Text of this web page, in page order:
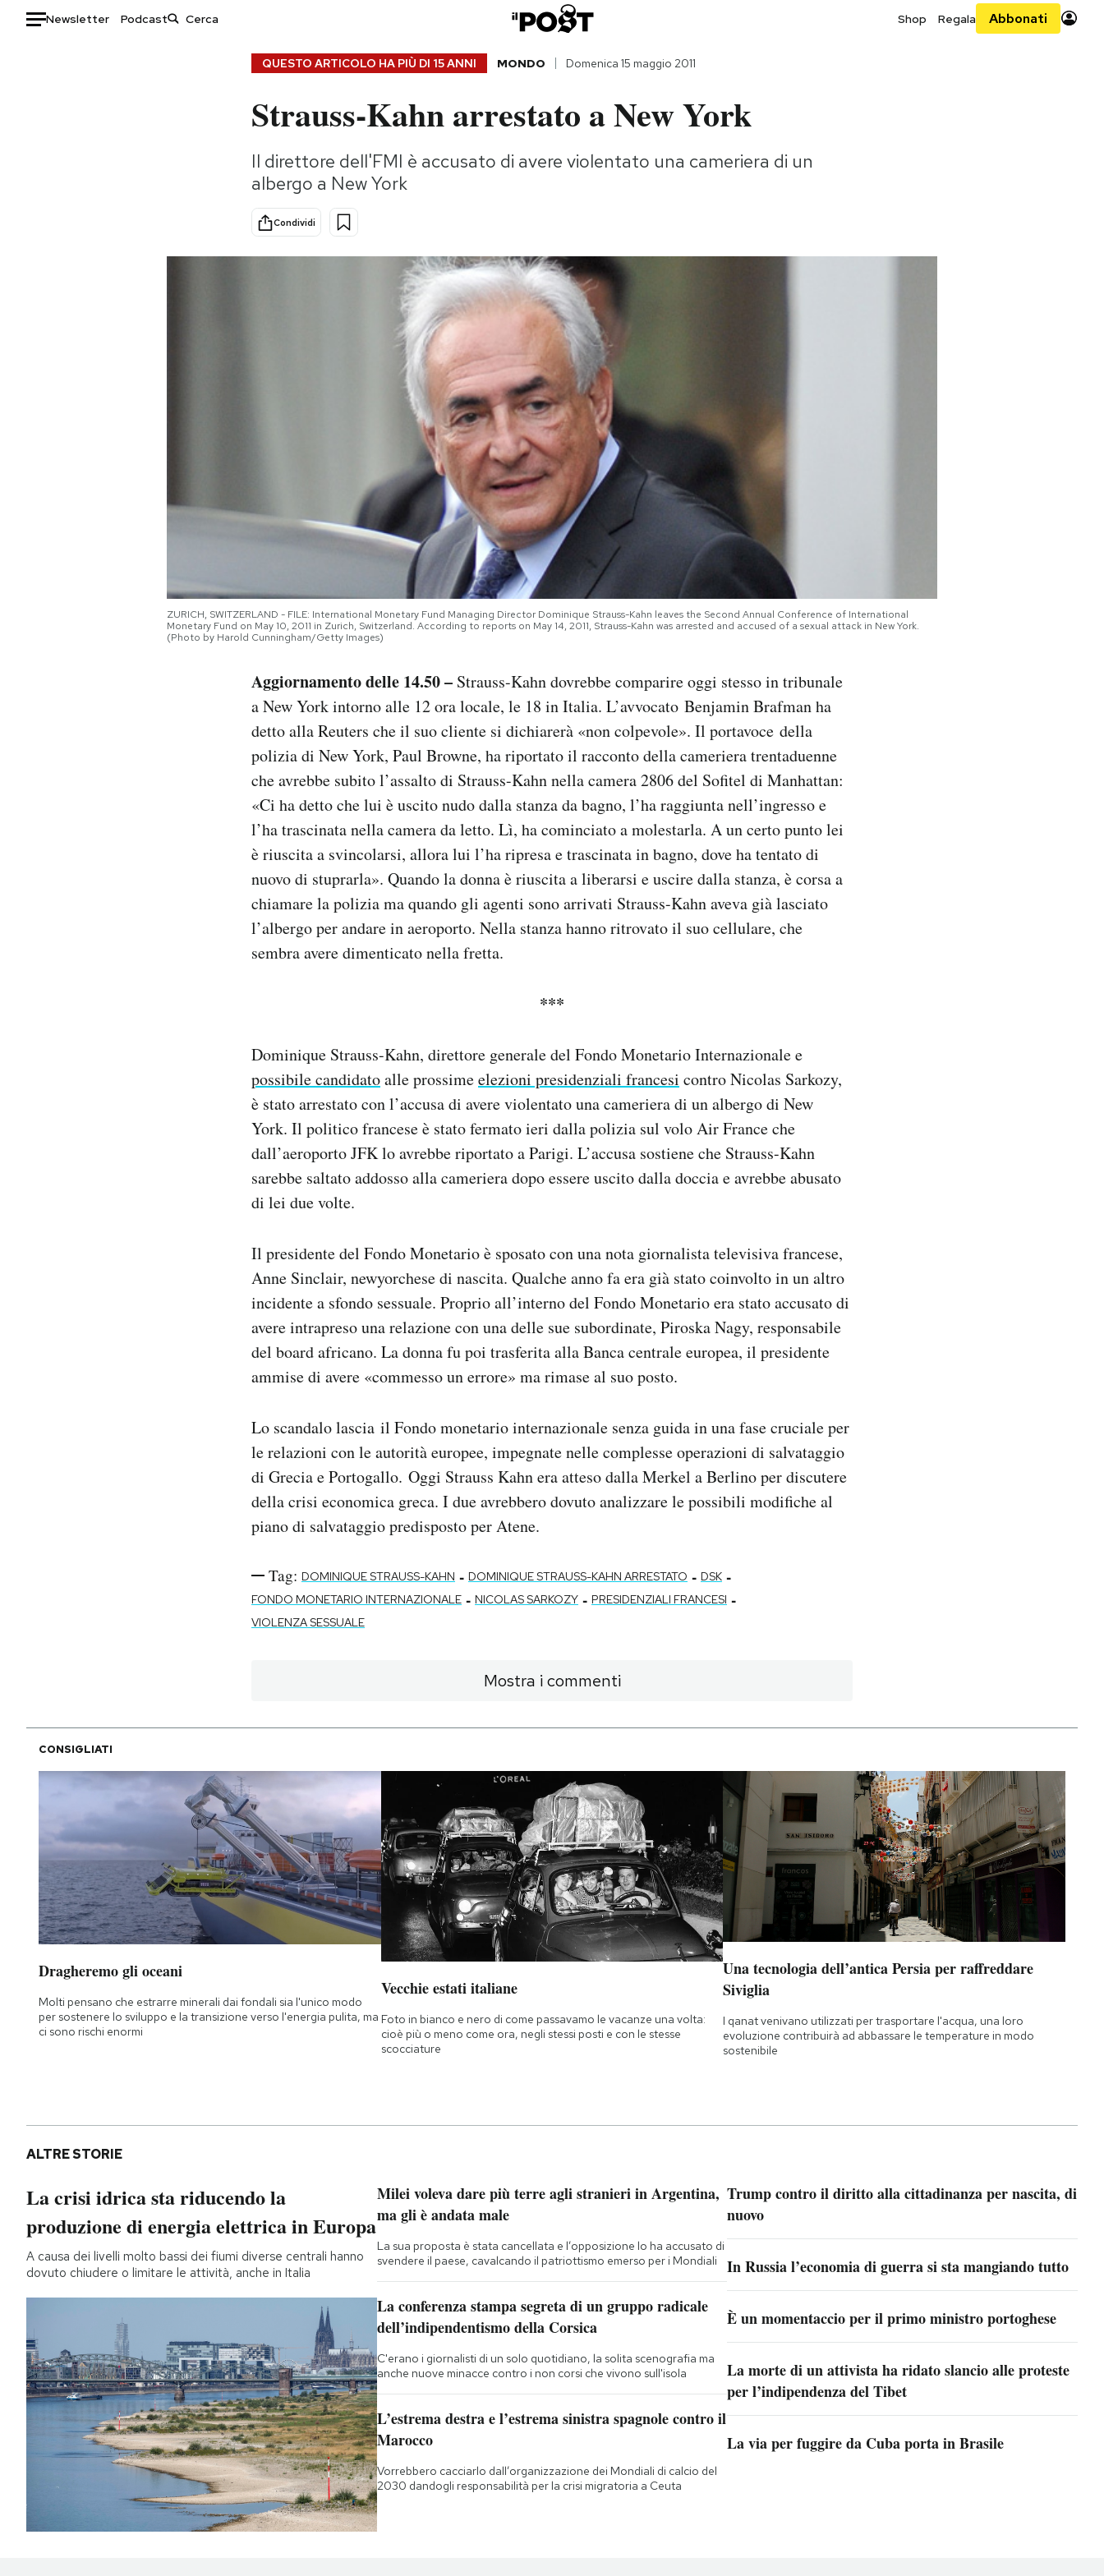
Newsletter Podcast Shop Regala Abbonati
Consumismi
Storie/Idee
Ok Boomer!
Media
QUESTO ARTICOLO HA PIÙ DI 15 ANNI MONDO Domenica 15 maggio 2011
Strauss-Kahn arrestato a New York
Il direttore dell'FMI è accusato di avere violentato una cameriera di un
albergo a New York
Condividi
ZURICH, SWITZERLAND - FILE: International Monetary Fund Managing Director Dominique Strauss-Kahn leaves the Second Annual Conference of International
Monetary Fund on May 10, 2011 in Zurich, Switzerland. According to reports on May 14, 2011, Strauss-Kahn was arrested and accused of a sexual attack in New York.
(Photo by Harold Cunningham/Getty Images)
Aggiornamento delle 14.50 – Strauss-Kahn dovrebbe comparire oggi stesso in tribunale
a New York intorno alle 12 ora locale, le 18 in Italia. L’avvocato Benjamin Brafman ha
detto alla Reuters che il suo cliente si dichiarerà «non colpevole». Il portavoce della
polizia di New York, Paul Browne, ha riportato il racconto della cameriera trentaduenne
che avrebbe subito l’assalto di Strauss-Kahn nella camera 2806 del Sofitel di Manhattan:
«Ci ha detto che lui è uscito nudo dalla stanza da bagno, l’ha raggiunta nell’ingresso e
l’ha trascinata nella camera da letto. Lì, ha cominciato a molestarla. A un certo punto lei
è riuscita a svincolarsi, allora lui l’ha ripresa e trascinata in bagno, dove ha tentato di
nuovo di stuprarla». Quando la donna è riuscita a liberarsi e uscire dalla stanza, è corsa a
chiamare la polizia ma quando gli agenti sono arrivati Strauss-Kahn aveva già lasciato
l’albergo per andare in aeroporto. Nella stanza hanno ritrovato il suo cellulare, che
sembra avere dimenticato nella fretta.
***
Dominique Strauss-Kahn, direttore generale del Fondo Monetario Internazionale e
possibile candidatoalle prossimeelezioni presidenziali francesi contro Nicolas Sarkozy,
è stato arrestato con l’accusa di avere violentato una cameriera di un albergo di New
York. Il politico francese è stato fermato ieri dalla polizia sul volo Air France che
dall’aeroporto JFK lo avrebbe riportato a Parigi. L’accusa sostiene che Strauss-Kahn
sarebbe saltato addosso alla cameriera dopo essere uscito dalla doccia e avrebbe abusato
di lei due volte.
Il presidente del Fondo Monetario è sposato con una nota giornalista televisiva francese,
Anne Sinclair, newyorchese di nascita. Qualche anno fa era già stato coinvolto in un altro
incidente a sfondo sessuale. Proprio all’interno del Fondo Monetario era stato accusato di
avere intrapreso una relazione con una delle sue subordinate, Piroska Nagy, responsabile
del board africano. La donna fu poi trasferita alla Banca centrale europea, il presidente
ammise di avere «commesso un errore» ma rimase al suo posto.
Lo scandalo lascia il Fondo monetario internazionale senza guida in una fase cruciale per
le relazioni con le autorità europee, impegnate nelle complesse operazioni di salvataggio
di Grecia e Portogallo. Oggi Strauss Kahn era atteso dalla Merkel a Berlino per discutere
della crisi economica greca. I due avrebbero dovuto analizzare le possibili modifiche al
piano di salvataggio predisposto per Atene.
Tag: DOMINIQUE STRAUSS-KAHN - DOMINIQUE STRAUSS-KAHN ARRESTATO - DSK -
FONDO MONETARIO INTERNAZIONALE - NICOLAS SARKOZY - PRESIDENZIALI FRANCESI -
VIOLENZA SESSUALE
Mostra i commenti
CONSIGLIATI
Dragheremo gli oceani
Molti pensano che estrarre minerali dai fondali sia l'unico modo
per sostenere lo sviluppo e la transizione verso l'energia pulita, ma
ci sono rischi enormi
Vecchie estati italiane
Foto in bianco e nero di come passavamo le vacanze una volta:
cioè più o meno come ora, negli stessi posti e con le stesse
scocciature
Una tecnologia dell’antica Persia per raffreddare
Siviglia
I qanat venivano utilizzati per trasportare l'acqua, una loro
evoluzione contribuirà ad abbassare le temperature in modo
sostenibile
ALTRE STORIE
La crisi idrica sta riducendo la
produzione di energia elettrica in Europa
A causa dei livelli molto bassi dei fiumi diverse centrali hanno
dovuto chiudere o limitare le attività, anche in Italia
Milei voleva dare più terre agli stranieri in Argentina,
ma gli è andata male
La sua proposta è stata cancellata e l’opposizione lo ha accusato di
svendere il paese, cavalcando il patriottismo emerso per i Mondiali
La conferenza stampa segreta di un gruppo radicale
dell’indipendentismo della Corsica
C'erano i giornalisti di un solo quotidiano, la solita scenografia ma
anche nuove minacce contro i non corsi che vivono sull'isola
L’estrema destra e l’estrema sinistra spagnole contro il
Marocco
Vorrebbero cacciarlo dall’organizzazione dei Mondiali di calcio del
2030 dandogli responsabilità per la crisi migratoria a Ceuta
Trump contro il diritto alla cittadinanza per nascita, di
nuovo
In Russia l’economia di guerra si sta mangiando tutto
È un momentaccio per il primo ministro portoghese
La morte di un attivista ha ridato slancio alle proteste
per l’indipendenza del Tibet
La via per fuggire da Cuba porta in Brasile